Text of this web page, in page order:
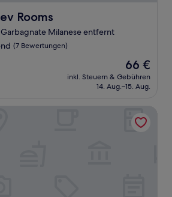
Rooms
Milanese entfernt
(7 Bewertungen)
Der
Preis
beträgt
66 €
inkl. Steuern & Gebühren
14. Aug.–15. Aug.